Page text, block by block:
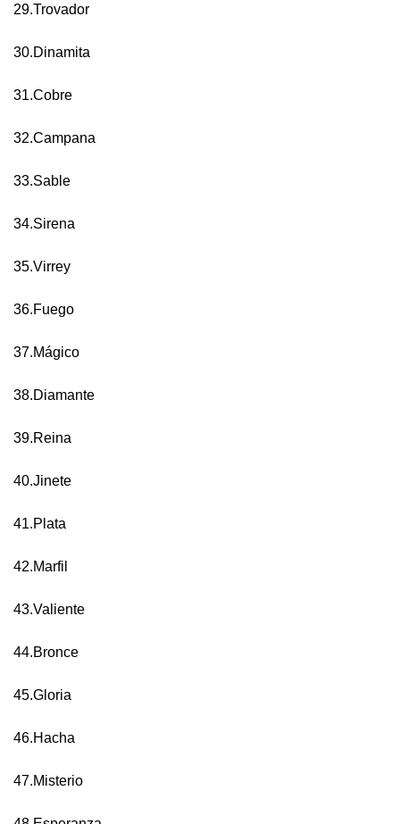
29.Trovador
30.Dinamita
31.Cobre
32.Campana
33.Sable
34.Sirena
35.Virrey
36.Fuego
37.Mágico
38.Diamante
39.Reina
40.Jinete
41.Plata
42.Marfil
43.Valiente
44.Bronce
45.Gloria
46.Hacha
47.Misterio